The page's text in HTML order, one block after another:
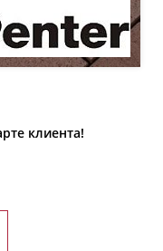
клиента!